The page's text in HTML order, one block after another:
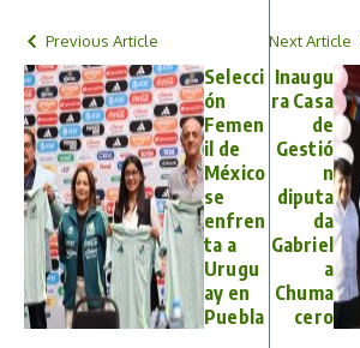
Previous Article
Selecci
ón
Femen
il de
México
se
enfren
ta a
Urugu
ay en
Puebla
Next Article
Inaugu
ra Casa
de
Gestió
n
diputa
da
Gabriel
a
Chuma
cero